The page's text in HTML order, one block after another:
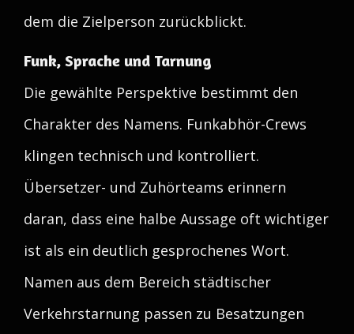
dem die Zielperson zurückblickt.
Funk, Sprache und Tarnung
Die gewählte Perspektive bestimmt den
Charakter des Namens. Funkabhör-Crews
klingen technisch und kontrolliert.
Übersetzer- und Zuhörteams erinnern
daran, dass eine halbe Aussage oft wichtiger
ist als ein deutlich gesprochenes Wort.
Namen aus dem Bereich städtischer
Verkehrstarnung passen zu Besatzungen